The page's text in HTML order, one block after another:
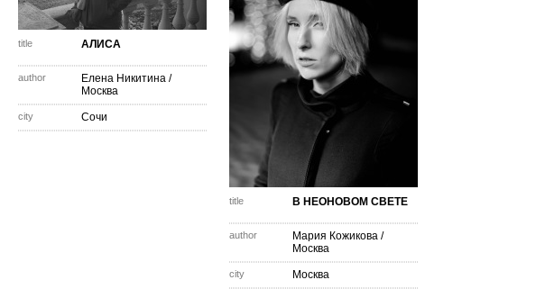
title АЛИСА
author Елена Никитина /
Москва
city Сочи
title В НЕОНОВОМ СВЕТЕ
author Мария Кожикова /
Москва
city Москва